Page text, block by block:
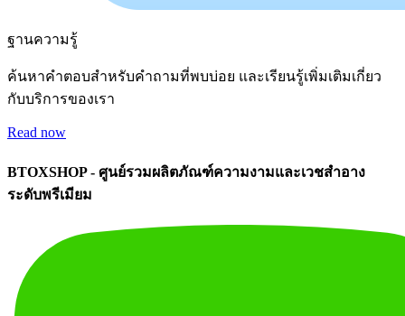
ฐานความรู้
ค้นหาคำตอบสำหรับคำถามที่พบบ่อย และเรียนรู้เพิ่มเติมเกี่ยว
กับบริการของเรา
Read now
BTOXSHOP - ศูนย์รวมผลิตภัณฑ์ความงามและเวชสำอาง
ระดับพรีเมียม